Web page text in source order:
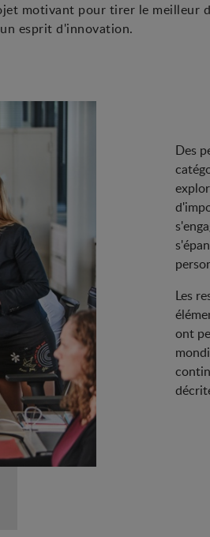
motivant pour tirer le meilleur
esprit d'innovation.
Des
Les
ont